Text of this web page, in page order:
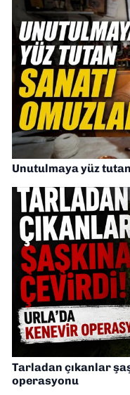
Unutulmaya yüz
Tarladan çıkanlar
operasyonu